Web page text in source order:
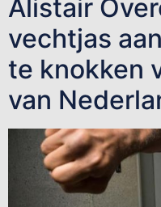
Alistair
vechtjas
te knokken
van